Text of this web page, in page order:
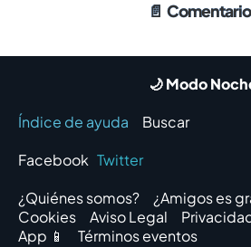
📄
🌙 Modo
Índice de ayuda
Buscar
Facebook Twitter
¿Quiénes somos?
¿Amigos es
Cookies
Aviso Legal
App 📱
Términos eventos